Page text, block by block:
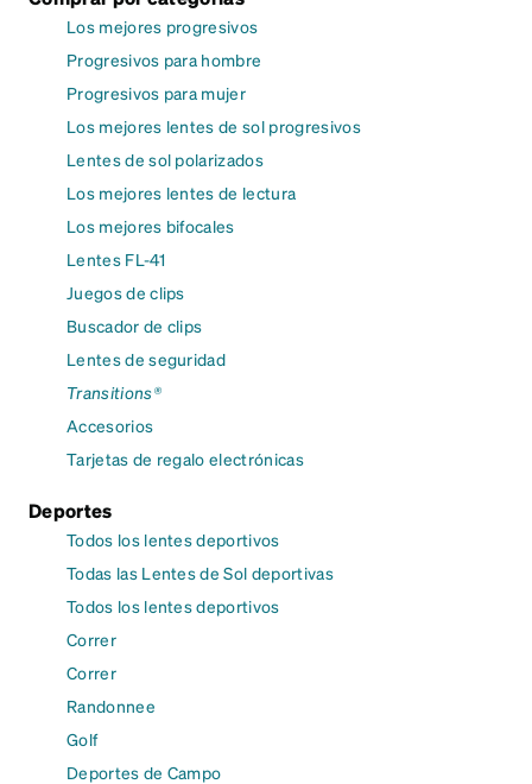
Los mejores progresivos
Progresivos para hombre
Progresivos para mujer
Los mejores lentes de sol progresivos
Lentes de sol polarizados
Los mejores lentes de lectura
Los mejores bifocales
Lentes FL-41
Juegos de clips
Buscador de clips
Lentes de seguridad
Transitions®
Accesorios
Tarjetas de regalo electrónicas
Deportes
Todos los lentes deportivos
Todas las Lentes de Sol deportivas
Todos los lentes deportivos
Correr
Correr
Randonnee
Golf
Deportes de Campo